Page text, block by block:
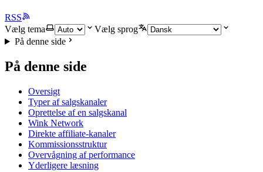
RSS
Vælg tema
Vælg sprog
På denne side
På denne side
Oversigt
Typer af salgskanaler
Oprettelse af en salgskanal
Wink Network
Direkte affiliate-kanaler
Kommissionsstruktur
Overvågning af performance
Yderligere læsning